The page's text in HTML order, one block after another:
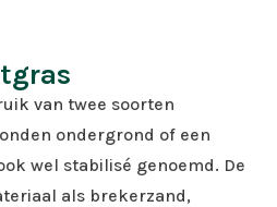
van twee soorten
ondergrond of een
wel stabilisé genoemd. De
als brekerzand,